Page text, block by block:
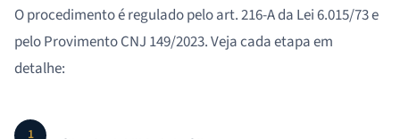
O procedimento é regulado pelo art. 216-A da Lei 6.015/73 e
pelo Provimento CNJ 149/2023. Veja cada etapa em
detalhe:
1